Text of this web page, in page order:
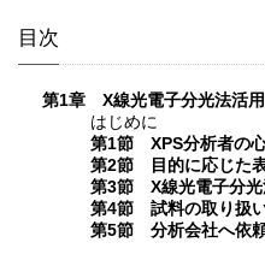
目次
第1章 X線光電子分光法活
はじめに
第1節 XPS分析者の
第2節 目的に応じた
第3節 X線光電子分光
第4節 試料の取り扱
第5節 分析会社へ依